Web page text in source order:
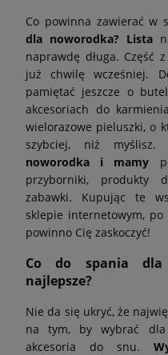
Co powinna zawierać w
dla noworodka? Lista
naprawdę długa. Część
już chwilę wcześniej.
pamiętać jeszcze o
akcesoriach do
wielorazowe pieluszki, o
szybciej, niż myślisz.
noworodka i mamy
przyborniki, produkty
zabawki. Kupując te
sklepie internetowym,
powinno Cię zaskoczyć!
Co do spania dla
najlepsze?
Nie da się ukryć, że
na tym, by wybrać dla
akcesoria do snu.